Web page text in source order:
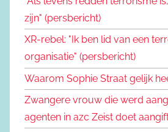
zijn" (persbericht)
XR-rebel: "Ik ben lid van een
organisatie" (persbericht)
Waarom Sophie Straat gelijk
Zwangere vrouw die werd
agenten in azc Zeist doet